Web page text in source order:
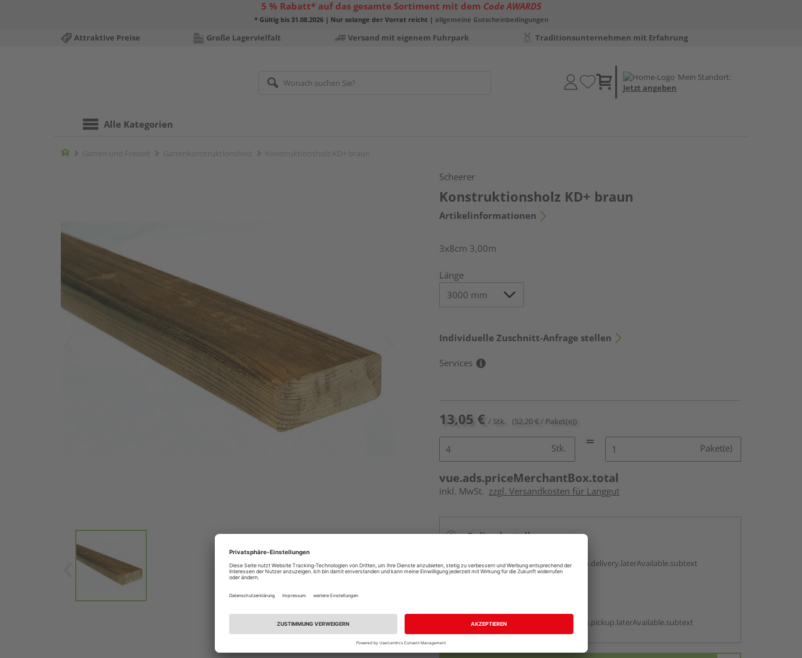
5 % Rabatt* auf das gesamte Sortiment mit dem Code AWARD5
* Gültig bis 31.08.2026 | Nur solange der Vorrat reicht | allgemeine Gutscheinbedingungen
Attraktive Preise Große Lagervielfalt Versand mit eigenem Fuhrpark Traditionsunternehmen mit Erfahrung
Mein Standort:
Jetzt angeben
Alle Kategorien
Home
Scheerer
Konstruktionsholz KD+ braun
Artikelinformationen
3x8cm 3,00m
Länge
Individuelle Zuschnitt-Anfrage stellen
Services
13,05 € / Stk. (52,20 € / Paket(e))
Stk. Paket(e)
vue.ads.priceMerchantBox.total
inkl. MwSt. zzgl. Versandkosten für Langgut
Online bestellen
vue.ads.priceMerchantBox.option.delivery.laterAvailable.subtext
Auf Vorbestellung:
vue.ads.priceMerchantBox.option.pickup.laterAvailable.subtext